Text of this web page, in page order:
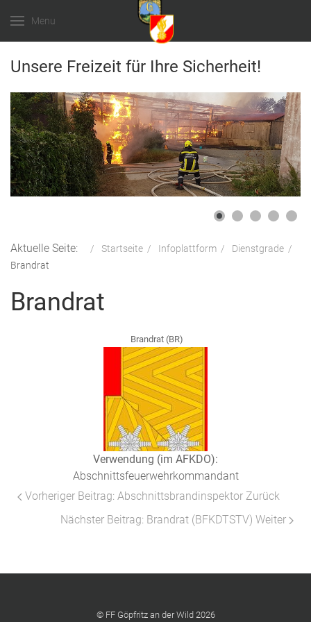
Menu
Unsere Freizeit für Ihre Sicherheit!
Aktuelle Seite: Startseite Infoplattform
Dienstgrade
Brandrat
Brandrat
Brandrat (BR)
Verwendung (im AFKDO):
Abschnittsfeuerwehrkommandant
Vorheriger Beitrag: Abschnittsbrandinspektor Zurück
Nächster Beitrag: Brandrat (BFKDTSTV) Weiter
© FF Göpfritz an der Wild 2026